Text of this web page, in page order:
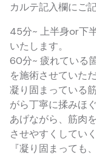
カルテ記入欄にご
45分~ 上半身or下
いたします。
60分~ 疲れている
を施術させていた
凝り固まっている
がら丁寧に揉みほ
あげながら、筋肉
させやすくしてい
『凝り固まっても